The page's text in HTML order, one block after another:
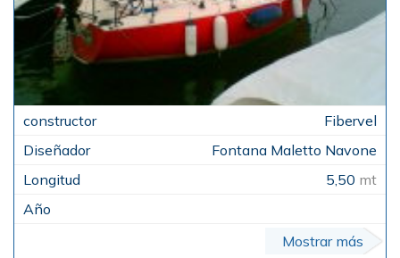
Fibervel
Fontana Maletto Navone
5,50 mt
Mostrar más